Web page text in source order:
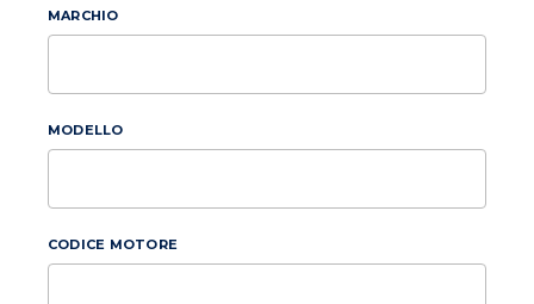
MARCHIO
MODELLO
CODICE MOTORE